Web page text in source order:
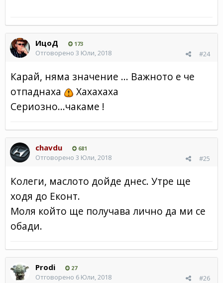
ИцоД 173
#24
Отговорено 3 Юли, 2018
Карай, няма значение ... Важното е че
отпаднаха
Хахахаха
Сериозно...чакаме !
chavdu 681
#25
Отговорено 3 Юли, 2018
Колеги, маслото дойде днес. Утре ще
ходя до Еконт.
Моля който ще получава лично да ми се
обади.
Prodi 27
#26
Отговорено 6 Юли, 2018